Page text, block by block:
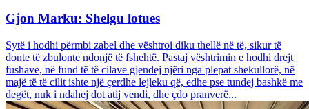
Gjon Marku: Shelgu lotues
Sytë i hodhi përmbi zabel dhe vështroi diku thellë në të, sikur të
donte të zbulonte ndonjë të fshehtë. Pastaj vështrimin e hodhi drejt
fushave, në fund të të cilave gjendej njëri nga plepat shekullorë, në
majë të të cilit ishte një çerdhe lejleku që, edhe pse tundej bashkë me
degët, nuk i ndahej dot atij vendi, dhe çdo pranverë...